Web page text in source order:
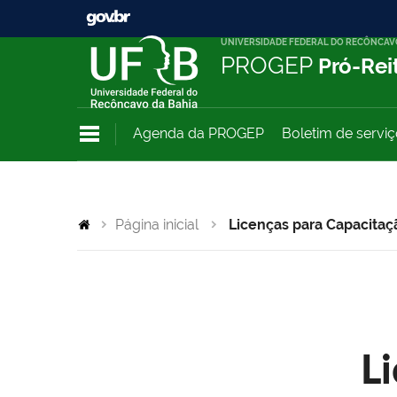
UNIVERSIDADE FEDERAL DO
PROGEP Pró-
Agenda da PROGEP Boletim de
Página inicial Licenças para